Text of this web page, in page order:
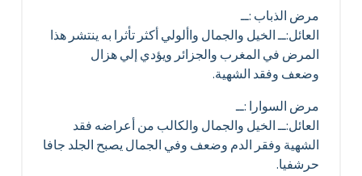
مرض الذباب :ــ
العائل:ــ الخيل والجمال واألولي أكثر تأثرا به ينتشر هذا
المرض في المغرب والجزائر ويؤدي إلي هزال
وضعف وفقد الشهية.
مرض السوارا :ــ
العائل:ــ الخيل والجمال والكالب من أعراضه فقد
الشهية وفقر الدم وضعف وفي الجمال يصبح الجلد جافا
حرشفيا.